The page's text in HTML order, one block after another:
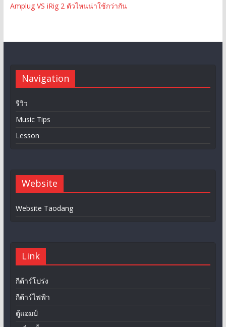
Amplug VS iRig 2 ตัวไหนน่าใช้กว่ากัน
Navigation
รีวิว
Music Tips
Lesson
Website
Website Taodang
Link
กีต้าร์โปร่ง
กีต้าร์ไฟฟ้า
ตู้แอมป์